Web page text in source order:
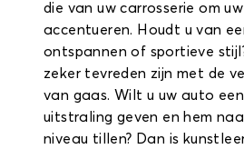
die van uw carrosserie om
accentueren. Houdt u van
ontspannen of sportieve
zeker tevreden zijn met de
van gaas. Wilt u uw auto een
uitstraling geven en hem
niveau tillen? Dan is